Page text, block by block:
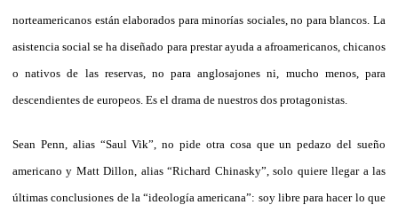
norteamericanos están elaborados para minorías sociales, no para blancos. La
asistencia social se ha diseñado para prestar ayuda a afroamericanos, chicanos
o nativos de las reservas, no para anglosajones ni, mucho menos, para
descendientes de europeos. Es el drama de nuestros dos protagonistas.
Sean Penn, alias “Saul Vik”, no pide otra cosa que un pedazo del sueño
americano y Matt Dillon, alias “Richard Chinasky”, solo quiere llegar a las
últimas conclusiones de la “ideología americana”: soy libre para hacer lo que